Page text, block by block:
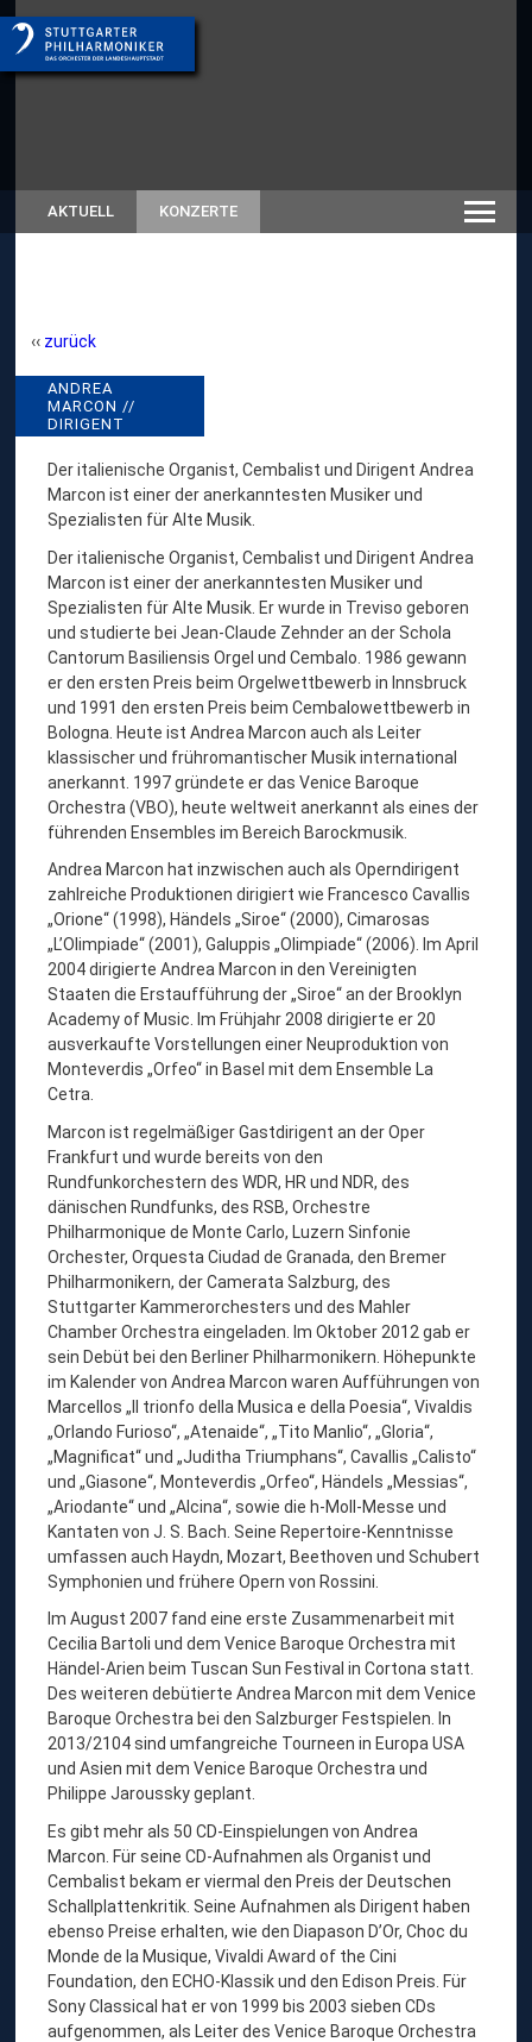
AKTUELL KONZERTE
zurück
A
N
D
R
E
A
M
A
R
C
O
N
,
D
I
R
I
G
E
N
T
ANDREA
MARCON //
DIRIGENT
Der italienische Organist, Cembalist und Dirigent Andrea
Marcon ist einer der anerkanntesten Musiker und
Spezialisten für Alte Musik.
Der italienische Organist, Cembalist und Dirigent Andrea
Marcon ist einer der anerkanntesten Musiker und
Spezialisten für Alte Musik. Er wurde in Treviso geboren
und studierte bei Jean-Claude Zehnder an der Schola
Cantorum Basiliensis Orgel und Cembalo. 1986 gewann
er den ersten Preis beim Orgelwettbewerb in Innsbruck
und 1991 den ersten Preis beim Cembalowettbewerb in
Bologna. Heute ist Andrea Marcon auch als Leiter
klassischer und frühromantischer Musik international
anerkannt. 1997 gründete er das Venice Baroque
Orchestra (VBO), heute weltweit anerkannt als eines der
führenden Ensembles im Bereich Barockmusik.
Andrea Marcon hat inzwischen auch als Operndirigent
zahlreiche Produktionen dirigiert wie Francesco Cavallis
„Orione“ (1998), Händels „Siroe“ (2000), Cimarosas
„L’Olimpiade“ (2001), Galuppis „Olimpiade“ (2006). Im April
2004 dirigierte Andrea Marcon in den Vereinigten
Staaten die Erstaufführung der „Siroe“ an der Brooklyn
Academy of Music. Im Frühjahr 2008 dirigierte er 20
ausverkaufte Vorstellungen einer Neuproduktion von
Monteverdis „Orfeo“ in Basel mit dem Ensemble La
Cetra.
Marcon ist regelmäßiger Gastdirigent an der Oper
Frankfurt und wurde bereits von den
Rundfunkorchestern des WDR, HR und NDR, des
dänischen Rundfunks, des RSB, Orchestre
Philharmonique de Monte Carlo, Luzern Sinfonie
Orchester, Orquesta Ciudad de Granada, den Bremer
Philharmonikern, der Camerata Salzburg, des
Stuttgarter Kammerorchesters und des Mahler
Chamber Orchestra eingeladen. Im Oktober 2012 gab er
sein Debüt bei den Berliner Philharmonikern. Höhepunkte
im Kalender von Andrea Marcon waren Aufführungen von
Marcellos „Il trionfo della Musica e della Poesia“, Vivaldis
„Orlando Furioso“, „Atenaide“, „Tito Manlio“, „Gloria“,
„Magnificat“ und „Juditha Triumphans“, Cavallis „Calisto“
und „Giasone“, Monteverdis „Orfeo“, Händels „Messias“,
„Ariodante“ und „Alcina“, sowie die h-Moll-Messe und
Kantaten von J. S. Bach. Seine Repertoire-Kenntnisse
umfassen auch Haydn, Mozart, Beethoven und Schubert
Symphonien und frühere Opern von Rossini.
Im August 2007 fand eine erste Zusammenarbeit mit
Cecilia Bartoli und dem Venice Baroque Orchestra mit
Händel-Arien beim Tuscan Sun Festival in Cortona statt.
Des weiteren debütierte Andrea Marcon mit dem Venice
Baroque Orchestra bei den Salzburger Festspielen. In
2013/2104 sind umfangreiche Tourneen in Europa USA
und Asien mit dem Venice Baroque Orchestra und
Philippe Jaroussky geplant.
Es gibt mehr als 50 CD-Einspielungen von Andrea
Marcon. Für seine CD-Aufnahmen als Organist und
Cembalist bekam er viermal den Preis der Deutschen
Schallplattenkritik. Seine Aufnahmen als Dirigent haben
ebenso Preise erhalten, wie den Diapason D’Or, Choc du
Monde de la Musique, Vivaldi Award of the Cini
Foundation, den ECHO-Klassik und den Edison Preis. Für
Sony Classical hat er von 1999 bis 2003 sieben CDs
aufgenommen, als Leiter des Venice Baroque Orchestra